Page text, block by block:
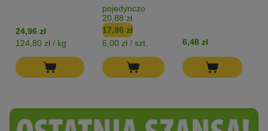
24,96 zł
124,80 zł / kg
pojedynczo
20,88 zł
17,96 zł
6,00 zł / szt.
6,48 zł